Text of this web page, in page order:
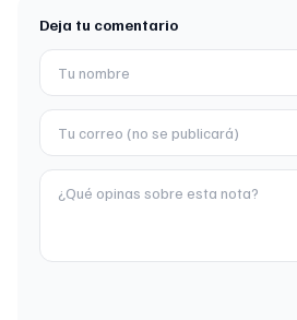
Deja tu comentario